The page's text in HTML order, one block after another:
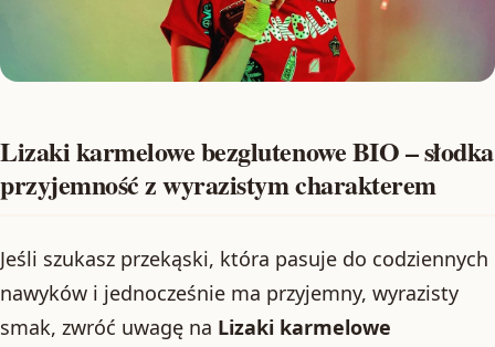
Lizaki karmelowe bezglutenowe BIO – słodka
przyjemność z wyrazistym charakterem
Jeśli szukasz przekąski, która pasuje do codziennych
nawyków i jednocześnie ma przyjemny, wyrazisty
smak, zwróć uwagę na Lizaki karmelowe